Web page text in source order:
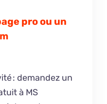
pro ou un
: demandez un
à MS